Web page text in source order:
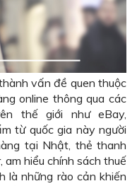
vấn đề quen thuộc
online thông qua các
thế giới như eBay,
từ quốc gia này người
tại Nhật, thẻ thanh
hiểu chính sách thuế
là những rào cản khiến